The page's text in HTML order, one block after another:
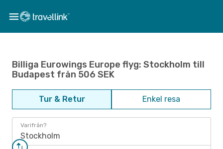
Billiga Eurowings Europe flyg: Stockholm till
Budapest från 506 SEK
Tur & Retur Enkel resa
Varifrån?
Stockholm